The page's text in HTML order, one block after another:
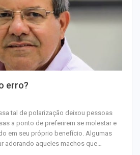
erro?
tal de polarização deixou pessoas
a ponto de preferirem se molestar e
em seu próprio benefício. Algumas
adorando aqueles machos que…